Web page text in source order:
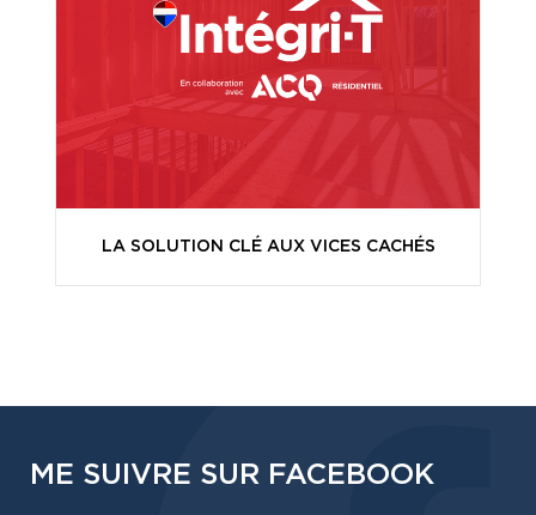
LA SOLUTION CLÉ AUX VICES CACHÉS
ME SUIVRE SUR FACEBOOK